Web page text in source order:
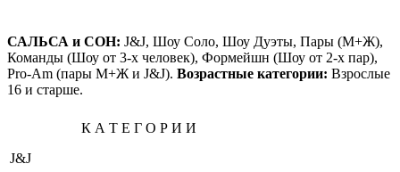
САЛЬСА и СОН: J&J, Шоу Соло, Шоу Дуэты, Пары (М+Ж),
Команды (Шоу от 3-х человек), Формейшн (Шоу от 2-х пар),
Pro-Am (пары М+Ж и J&J). Возрастные категории: Взрослые
16 и старше.
К А Т Е Г О Р И И
J&J